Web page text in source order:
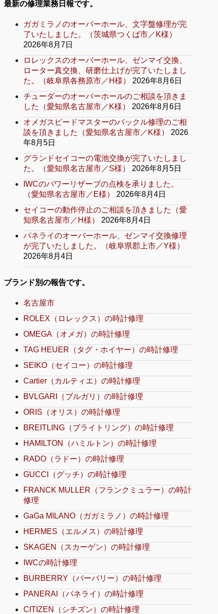
最新の修理業務日報です。
ガガミラノのオーバーホール、文字盤修理が完
了いたしました。（茨城県つくば市／K様）
2026年8月7日
ロレックスのオーバーホール、ゼンマイ交換、
ローター真交換、研磨仕上げが完了いたしまし
た。（岐阜県各務原市／H様）
2026年8月6日
チューダーのオーバーホールのご相談を頂きま
した（愛知県名古屋市／K様）
2026年8月6日
オメガスピードマスターのバックル修理のご相
談を頂きました（愛知県名古屋市／K様）
2026
年8月5日
グランドセイコーの電池交換が完了いたしまし
た。（愛知県名古屋市／S様）
2026年8月5日
IWCのパワーリザーブの点検を承りました。
（愛知県名古屋市／E様）
2026年8月4日
セイコーの動作停止のご相談を頂きました（愛
知県名古屋市／H様）
2026年8月4日
パネライのオーバーホール、ゼンマイ交換修理
が完了いたしました。（岐阜県郡上市／Y様）
2026年8月4日
ブランド別の報告です。
名古屋市
ROLEX（ロレックス）の時計修理
OMEGA（オメガ）の時計修理
TAG HEUER（タグ・ホイヤー）の時計修理
SEIKO（セイコー）の時計修理
Cartier（カルティエ）の時計修理
BVLGARI（ブルガリ）の時計修理
ORIS（オリス）の時計修理
BREITLING（ブライトリング）の時計修理
HAMILTON（ハミルトン）の時計修理
RADO（ラドー）の時計修理
GUCCI（グッチ）の時計修理
FRANCK MULLER（フランクミュラー）の時計
修理
GaGa MILANO（ガガミラノ）の時計修理
HERMES（エルメス）の時計修理
SKAGEN（スカーゲン）の時計修理
IWCの時計修理
BURBERRY（バーバリー）の時計修理
PANERAI（パネライ）の時計修理
CITIZEN（シチズン）の時計修理